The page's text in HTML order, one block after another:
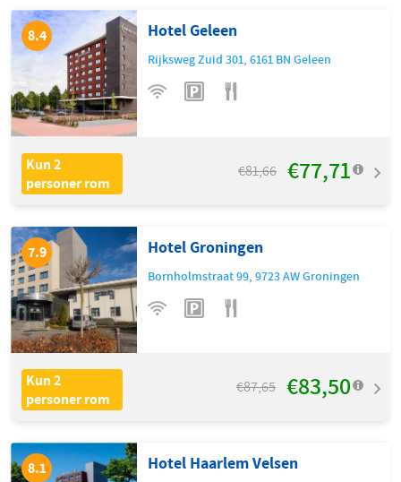
8.1 Hotel Haarlem Velsen
7.9 Hotel Groningen
Bornholmstraat 99,9723 AWGroningen
Kun 2
personer rom
€87,65 €83,50
8.4 Hotel Geleen
Rijksweg Zuid 301,6161 BNGeleen
Kun 2
personer rom
€81,66 €77,71